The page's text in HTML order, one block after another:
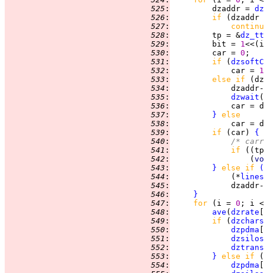
525 :
         dzaddr =
526 : if
527 :
528 :
         tp = &
529 :
         bit =
1
530 :
         car =
0
531 : if (
532 :
             car =
1
533 : else if
534 :
535 :
dzwait
536 :
car =
537 : } else
538 :
car =
539 : if (car) {
540 :
/*
541 : if
542 :
                 (
543 : } else if
(
544 :
             (*
545 :
546 :
}
547 : for (i = 0 ; i
548 : ave ( dzrate
549 : if ( dzchars
550 : dzpdma
551 :
dzsilos
552 :
553 : } else if
554 : dzpdma